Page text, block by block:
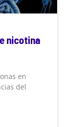
nicotina
en
del